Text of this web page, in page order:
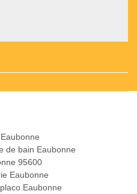
de bain Eaubonne
95600
Eaubonne
Eaubonne